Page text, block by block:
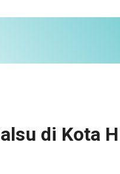
di Kota